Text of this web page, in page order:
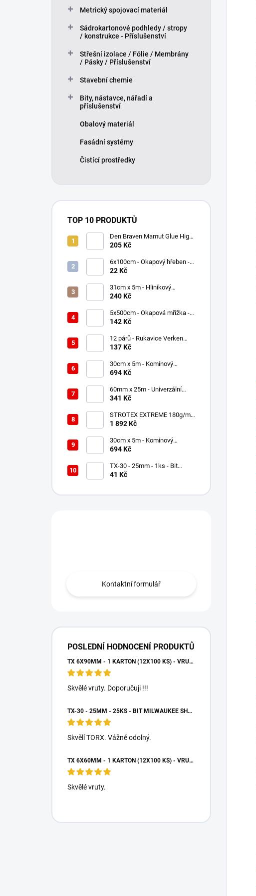
Metrický spojovací materiál
Sádrokartonové podhledy / stropy
/ konstrukce - Příslušenství
Střešní izolace / Fólie / Membrány
/ Pásky / Příslušenství
Stavební chemie
Bity, nástavce, nářadí a
příslušenství
Obalový materiál
Fasádní systémy
Čistící prostředky
TOP 10 PRODUKTŮ
Den Braven Mamut Glue High
Tack 290 ml bílý
205 Kč
6x100cm - Okapový hřeben -
Černý RAL 9005, Plastový
22 Kč
31cm x 5m - Hliníkový
hřebenový pás - Hnědá RAL
240 Kč
5x500cm - Okapová mřížka -
Černý RAL 9005, Plastová
142 Kč
12 párů - Rukavice Verken
onyx RedLatex- velikost 7/S
137 Kč
30cm x 5m - Komínový
lemovací pás AL FLEX 3D -
694 Kč
60mm x 25m - Univerzální
páska - Jednostranná
341 Kč
STROTEX EXTREME 180g/m2
- Střešní fólie / membrána
1 892 Kč
30cm x 5m - Komínový
lemovací pás AL FLEX 3D -
694 Kč
TX-30 - 25mm - 1ks - Bit
Milwaukee Shockwave TORX
41 Kč
Kontaktní formulář
POSLEDNÍ HODNOCENÍ PRODUKTŮ
TX 6X90MM - 1 KARTON (12X100 KS) - VRUTY DO DŘEVA S TALÍŘOVOU HLAVOU, WKCP
Skvělé vruty. Doporučuji !!!
TX-30 - 25MM - 25KS - BIT MILWAUKEE SHOCKWAVE TORX
Skvělí TORX. Vážně odolný.
TX 6X60MM - 1 KARTON (12X100 KS) - VRUTY DO DŘEVA S TALÍŘOVOU HLAVOU, WKCP
Skvělé vruty.